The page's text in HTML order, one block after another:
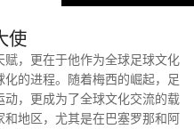
使
，更在于他作为全球足球文化
的进程。随着梅西的崛起，足
，更成为了全球文化交流的载
地区，尤其是在巴塞罗那和阿